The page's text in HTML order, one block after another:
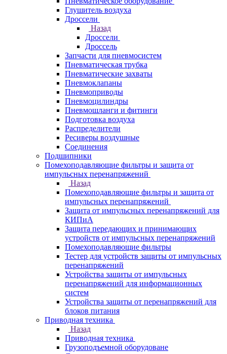
Глушитель воздуха
Дроссели
Назад
Дроссели
Дроссель
Запчасти для пневмосистем
Пневматическая трубка
Пневматические захваты
Пневмоклапаны
Пневмоприводы
Пневмоцилиндры
Пневмошланги и фитинги
Подготовка воздуха
Распределители
Ресиверы воздушные
Соединения
Подшипники
Помехоподавляющие фильтры и защита от
импульсных перенапряжений
Назад
Помехоподавляющие фильтры и защита от
импульсных перенапряжений
Защита от импульсных перенапряжений для
КИПиА
Защита передающих и принимающих
устройств от импульсных перенапряжений
Помехоподавляющие фильтры
Тестер для устройств защиты от импульсных
перенапряжений
Устройства защиты от импульсных
перенапряжений для информационных
систем
Устройства защиты от перенапряжений для
блоков питания
Приводная техника
Назад
Приводная техника
Грузоподъемной оборудоване